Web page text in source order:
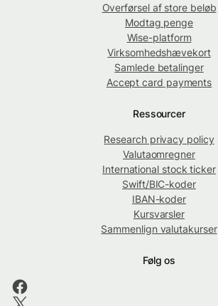
Overførsel af store beløb
Modtag penge
Wise-platform
Virksomhedshævekort
Samlede betalinger
Accept card payments
Ressourcer
Research privacy policy
Valutaomregner
International stock ticker
Swift/BIC-koder
IBAN-koder
Kursvarsler
Sammenlign valutakurser
Følg os